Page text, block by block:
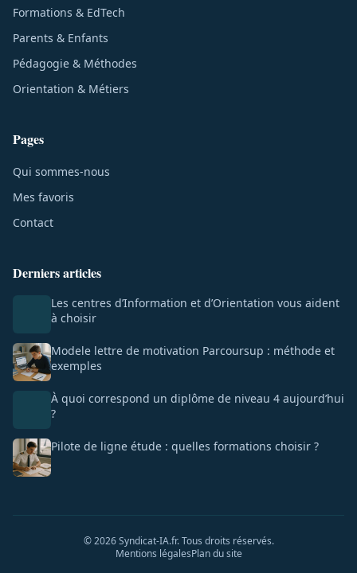
Formations & EdTech
Parents & Enfants
Pédagogie & Méthodes
Orientation & Métiers
Pages
Qui sommes-nous
Mes favoris
Contact
Derniers articles
Les centres d’Information et d’Orientation vous aident
à choisir
Modele lettre de motivation Parcoursup : méthode et
exemples
À quoi correspond un diplôme de niveau 4 aujourd’hui
?
Pilote de ligne étude : quelles formations choisir ?
© 2026 Syndicat-IA.fr. Tous droits réservés.
Mentions légalesPlan du site